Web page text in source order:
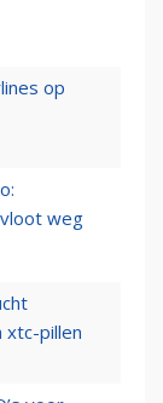
op
weg
xtc-pillen